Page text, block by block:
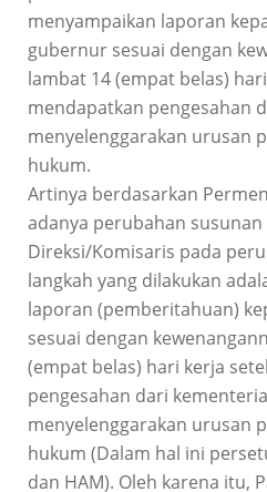
menyampaikan laporan
gubernur sesuai dengan
lambat 14 (empat belas)
mendapatkan pengesahan
menyelenggarakan urusan
hukum.
Artinya berdasarkan
adanya perubahan susunan
Direksi/Komisaris pada
langkah yang dilakukan
laporan (pemberitahuan)
sesuai dengan
(empat belas) hari kerja
pengesahan dari
menyelenggarakan urusan
hukum (Dalam hal ini
dan HAM). Oleh karena itu,